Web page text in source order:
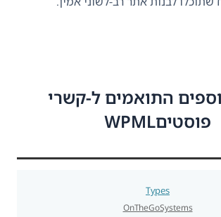
התואמים ל-קשרי
פוסטיםWPML
Types
OnTheGoSystems